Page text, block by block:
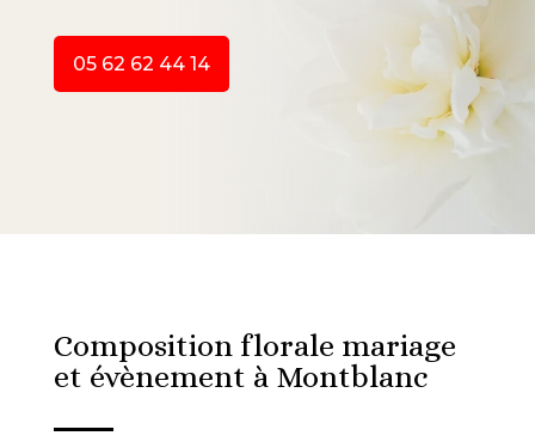
05 62 62 44 14
Composition florale mariage
et évènement à Montblanc